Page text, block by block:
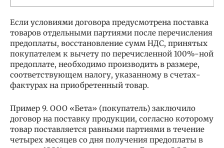
Если условиями договора предусмотрена поставка
товаров отдельными партиями после перечисления
предоплаты, восстановление сумм НДС, принятых
покупателем к вычету по перечисленной 100%-ной
предоплате, необходимо производить в размере,
соответствующем налогу, указанному в счетах-
фактурах на приобретенный товар.
Пример 9. ООО «Бета» (покупатель) заключило
договор на поставку продукции, согласно которому
товар поставляется равными партиями в течение
четырех месяцев со дня получения предоплаты в